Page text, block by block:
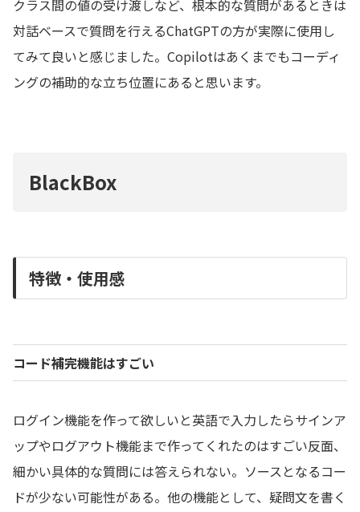
クラス間の値の受け渡しなど、根本的な質問があるときは
対話ベースで質問を行えるChatGPTの方が実際に使用し
てみて良いと感じました。Copilotはあくまでもコーディ
ングの補助的な立ち位置にあると思います。
BlackBox
特徴・使用感
コード補完機能はすごい
ログイン機能を作って欲しいと英語で入力したらサインア
ップやログアウト機能まで作ってくれたのはすごい反面、
細かい具体的な質問には答えられない。ソースとなるコー
ドが少ない可能性がある。他の機能として、疑問文を書く